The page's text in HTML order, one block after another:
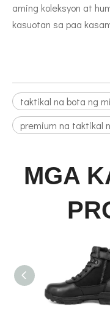
aming koleksyon at
kasuotan sa paa
taktikal na bota ng
premium na taktikal
MGA